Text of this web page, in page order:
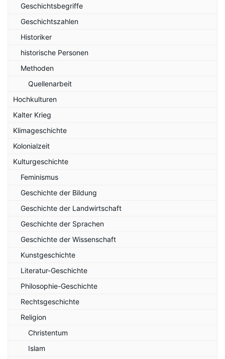
Geschichtsbegriffe
Geschichtszahlen
Historiker
historische Personen
Methoden
Quellenarbeit
Hochkulturen
Kalter Krieg
Klimageschichte
Kolonialzeit
Kulturgeschichte
Feminismus
Geschichte der Bildung
Geschichte der Landwirtschaft
Geschichte der Sprachen
Geschichte der Wissenschaft
Kunstgeschichte
Literatur-Geschichte
Philosophie-Geschichte
Rechtsgeschichte
Religion
Christentum
Islam